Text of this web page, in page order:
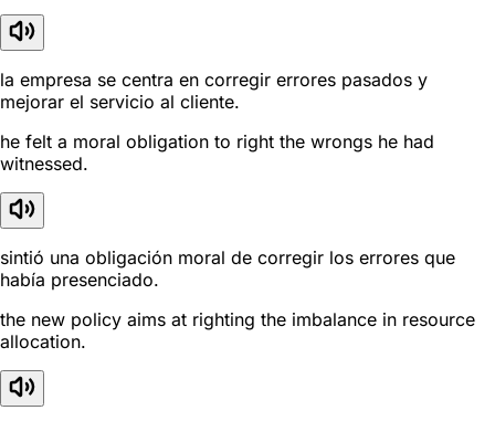
la empresa se centra en corregir errores pasados y
mejorar el servicio al cliente.
he felt a moral obligation to right the wrongs he had
witnessed.
sintió una obligación moral de corregir los errores que
había presenciado.
the new policy aims at righting the imbalance in resource
allocation.